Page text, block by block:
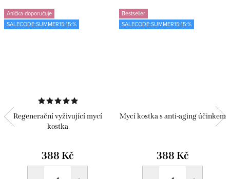
Anička doporučuje
SALECODE:SUMMER15:15:%
Regenerační vyživující mycí
kostka
388 Kč
Bestseller
SALECODE:SUMMER15:15:%
Mycí kostka s anti-aging účinkem
388 Kč